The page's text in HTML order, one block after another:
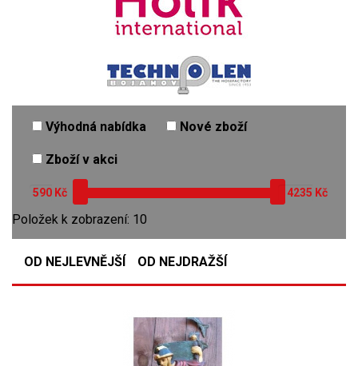
Výhodná nabídka Nové zboží
Zboží v akci
Kč Kč
Položek k zobrazení: 10
OD NEJLEVNĚJŠÍ OD NEJDRAŽŠÍ